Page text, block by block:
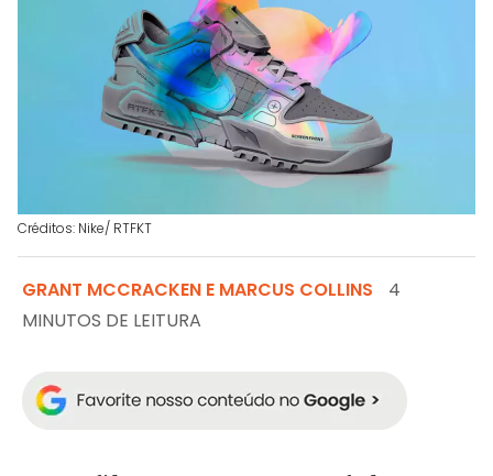
Créditos: Nike/ RTFKT
GRANT MCCRACKEN E MARCUS COLLINS
4
MINUTOS DE LEITURA